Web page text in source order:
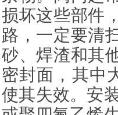
损坏这些部件
路，一定要清
砂、焊渣和其
密封面，其中
使其失效。安